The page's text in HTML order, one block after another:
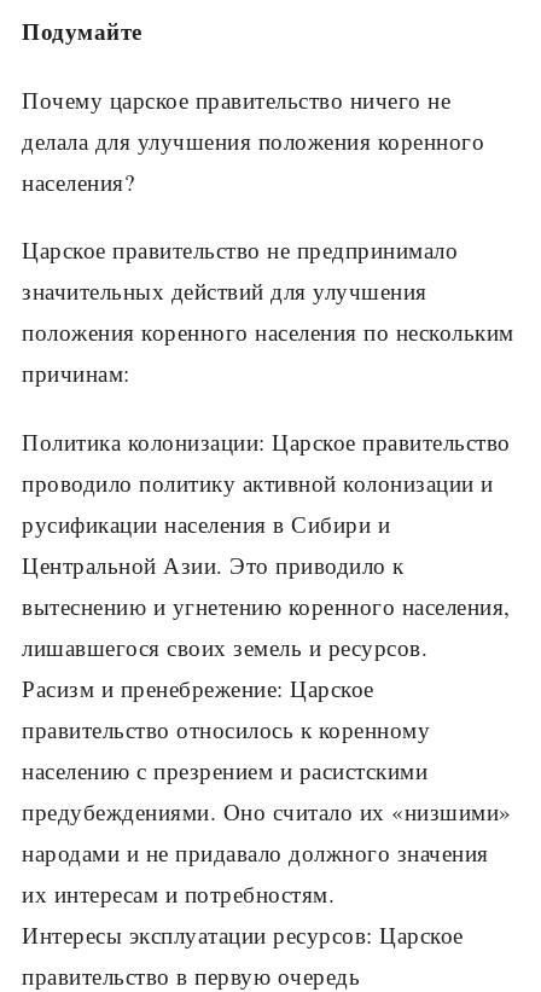
Подумайте
Почему царское правительство ничего не
делала для улучшения положения коренного
населения?
Царское правительство не предпринимало
значительных действий для улучшения
положения коренного населения по нескольким
причинам:
Политика колонизации: Царское правительство
проводило политику активной колонизации и
русификации населения в Сибири и
Центральной Азии. Это приводило к
вытеснению и угнетению коренного населения,
лишавшегося своих земель и ресурсов.
Расизм и пренебрежение: Царское
правительство относилось к коренному
населению с презрением и расистскими
предубеждениями. Оно считало их «низшими»
народами и не придавало должного значения
их интересам и потребностям.
Интересы эксплуатации ресурсов: Царское
правительство в первую очередь